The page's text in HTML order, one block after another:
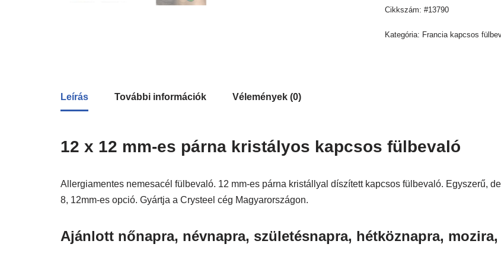
Cikkszám:#13790
Kategória: Francia kapcsos
Leírás További információk Vélemények (0)
12 x 12 mm-es párna kristályos kapcsos fülbevaló
Allergiamentes nemesacél fülbevaló. 12 mm-es párna kristállyal díszített kapcsos fülbevaló. Egyszerű,
8, 12mm-es opció. Gyártja a Crysteel cég Magyarországon.
Ajánlott nőnapra, névnapra, születésnapra, hétköznapra,